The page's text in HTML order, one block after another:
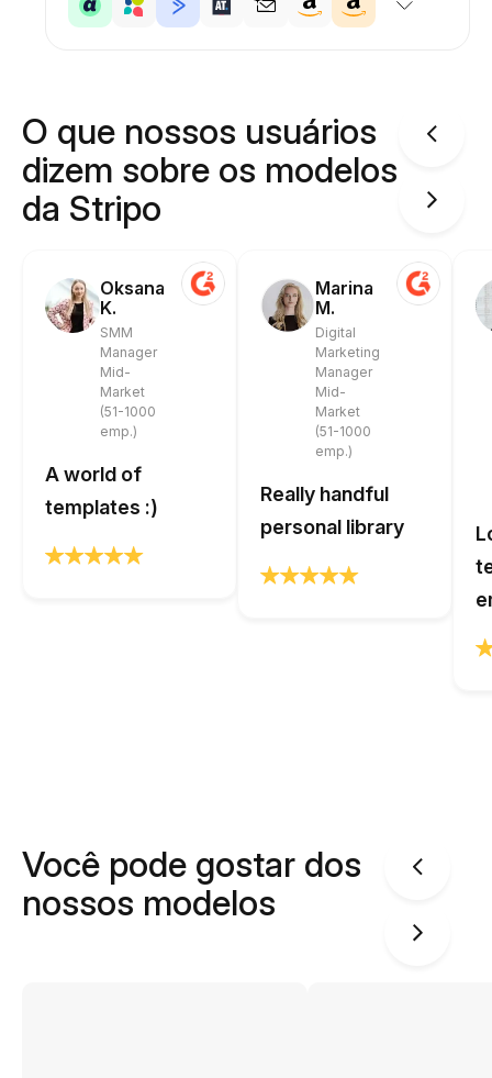
O que nossos usuários
dizem sobre os modelos
da Stripo
Oksana
K.
SMM
Manager
Mid-
Market
(51-1000
emp.)
A world of
templates :)
Marina
M.
Digital
Marketing
Manager
Mid-
Market
(51-1000
emp.)
Really handful
personal library
Você pode gostar dos
nossos modelos